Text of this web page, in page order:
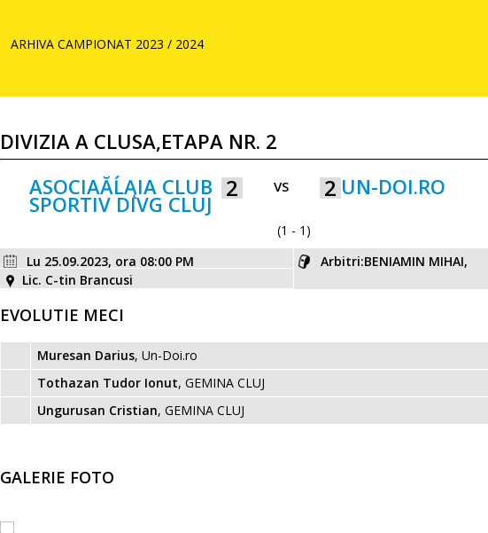
ARHIVA CAMPIONAT 2023 / 2024
DIVIZIA A CLUSA,ETAPA NR. 2
ASOCIAĂĹĄIA CLUB
SPORTIV DIVG CLUJ
2 VS 2 UN-DOI.RO
(1 - 1)
Lu 25.09.2023, ora 08:00 PM
Lic. C-tin Brancusi
Arbitri:BENIAMIN MIHAI,
EVOLUTIE MECI
Muresan Darius, Un-Doi.ro
Tothazan Tudor Ionut, GEMINA CLUJ
Ungurusan Cristian, GEMINA CLUJ
GALERIE FOTO